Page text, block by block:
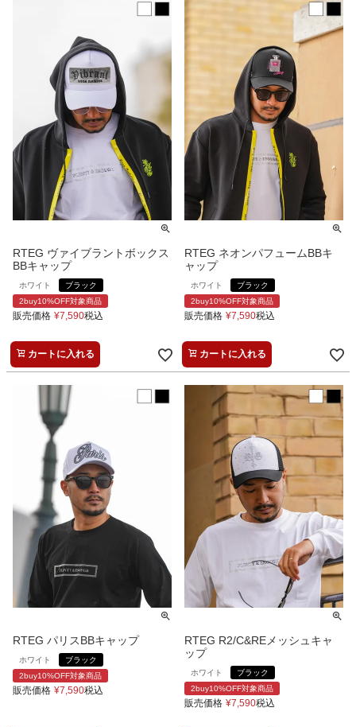
RTEG ヴァイブラントボックス
BBキャップ
ホワイト
ブラック
2buy10%OFF対象商品
販売価格 ¥7,590税込
カートに入れる
RTEG ネオンパフュームBBキ
ャップ
ホワイト
ブラック
2buy10%OFF対象商品
販売価格 ¥7,590税込
カートに入れる
RTEG パリスBBキャップ
ホワイト
ブラック
2buy10%OFF対象商品
販売価格 ¥7,590税込
RTEG R2/C&REメッシュキャ
ップ
ホワイト
ブラック
2buy10%OFF対象商品
販売価格 ¥7,590税込